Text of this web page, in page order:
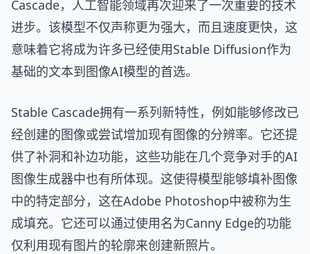
Cascade，人工智能领域再次迎来了一次重要的技术
进步。该模型不仅声称更为强大，而且速度更快，这
意味着它将成为许多已经使用Stable Diffusion作为
基础的文本到图像AI模型的首选。
Stable Cascade拥有一系列新特性，例如能够修改已
经创建的图像或尝试增加现有图像的分辨率。它还提
供了补洞和补边功能，这些功能在几个竞争对手的AI
图像生成器中也有所体现。这使得模型能够填补图像
中的特定部分，这在Adobe Photoshop中被称为生
成填充。它还可以通过使用名为Canny Edge的功能
仅利用现有图片的轮廓来创建新照片。